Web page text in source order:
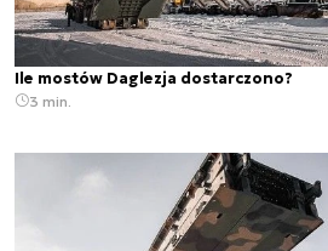
Ile mostów Daglezja dostarczono?
3 min.